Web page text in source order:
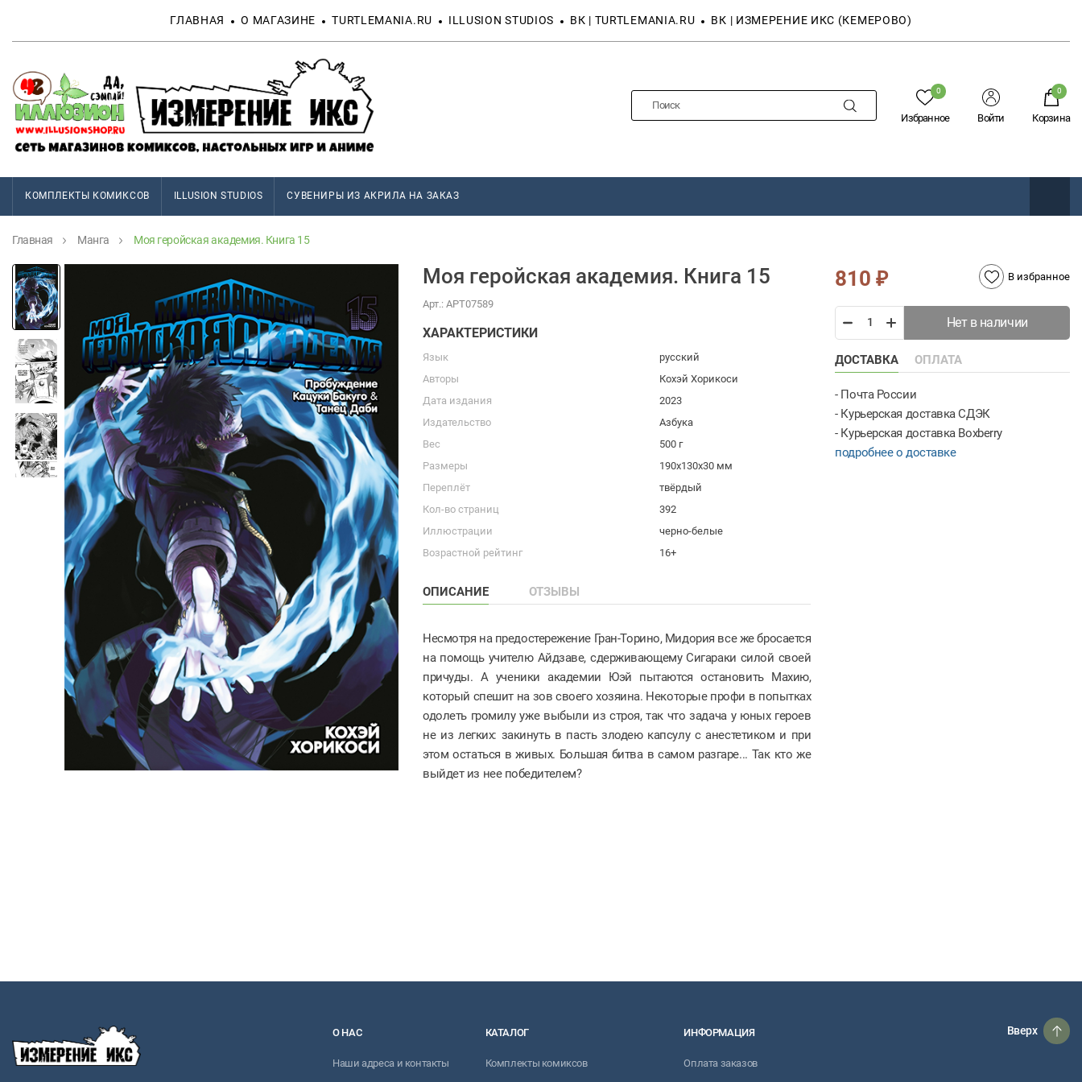
ГЛАВНАЯ О МАГАЗИНЕ TURTLEMANIA.RU ILLUSION STUDIOS ВК | TURTLEMANIA.RU ВК | ИЗМЕРЕНИЕ ИКС (КЕМЕРОВО)
Избранное
0
Войти Корзина
0
КОМПЛЕКТЫ КОМИКСОВ ILLUSION STUDIOS СУВЕНИРЫ ИЗ АКРИЛА НА ЗАКАЗ
Главная Манга Моя геройская академия. Книга 15
Моя геройская академия. Книга 15
Арт.: АРТ07589
ХАРАКТЕРИСТИКИ
Язык
русский
Авторы
Кохэй Хорикоси
Дата издания
2023
Издательство
Азбука
Вес
500 г
Размеры
190x130x30 мм
Переплёт
твёрдый
Кол-во страниц
392
Иллюстрации
черно-белые
Возрастной рейтинг
16+
ОПИСАНИЕ ОТЗЫВЫ
Несмотря на предостережение Гран-Торино, Мидория все же бросается
на помощь учителю Айдзаве, сдерживающему Сигараки силой своей
причуды. А ученики академии Юэй пытаются остановить Махию,
который спешит на зов своего хозяина. Некоторые профи в попытках
одолеть громилу уже выбыли из строя, так что задача у юных героев
не из легких: закинуть в пасть злодею капсулу с анестетиком и при
этом остаться в живых. Большая битва в самом разгаре... Так кто же
выйдет из нее победителем?
810₽ В избранное
Нет в наличии
ДОСТАВКА ОПЛАТА
- Почта России
- Курьерская доставка СДЭК
- Курьерская доставка Boxberry
подробнее о доставке
О НАС
Наши адреса и контакты
КАТАЛОГ
Комплекты комиксов
ИНФОРМАЦИЯ
Оплата заказов
Вверх